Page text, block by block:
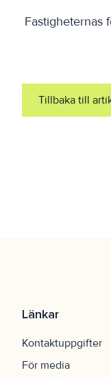
Fastigheternas
Tillbaka till
Länkar
Kontaktuppgifter
För media